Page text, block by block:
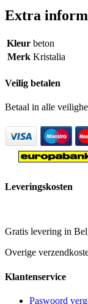
Extra
Kleur beton
Merk Kristalia
Veilig betalen
Betaal in alle
Leveringskosten
Gratis levering in
Overige
Klantenservice
Paswoord